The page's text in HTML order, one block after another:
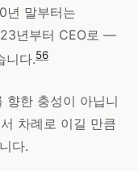
년 말부터는
년부터 CEO로 —
니다.56
향한 충성이 아닙니
차례로 이길 만큼
다.